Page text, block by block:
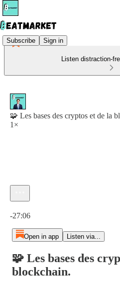
Subscribe Sign in
Listen distraction-
🧩 Les bases des cryptos et de la
1×
-27:06
Open in app Listen via...
🧩 Les bases des
blockchain.